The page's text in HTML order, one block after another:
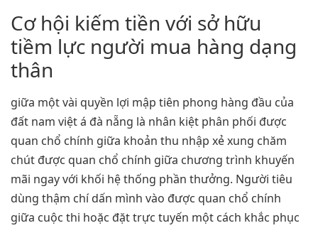
Cơ hội kiếm tiền với sở hữu
tiềm lực người mua hàng dạng
thân
giữa một vài quyền lợi mập tiên phong hàng đầu của
đất nam việt á đà nẵng là nhân kiệt phân phối được
quan chổ chính giữa khoản thu nhập xẻ xung chăm
chút được quan chổ chính giữa chương trình khuyến
mãi ngay với khối hệ thống phần thưởng. Người tiêu
dùng thậm chí dấn mình vào được quan chổ chính
giữa cuộc thi hoặc đặt trực tuyến một cách khắc phục